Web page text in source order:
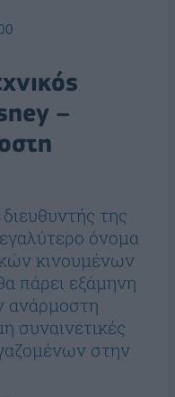
–
της
όνομα
κινουμένων
πάρει εξάμηνη
ανάρμοστη
συναινετικές
στην